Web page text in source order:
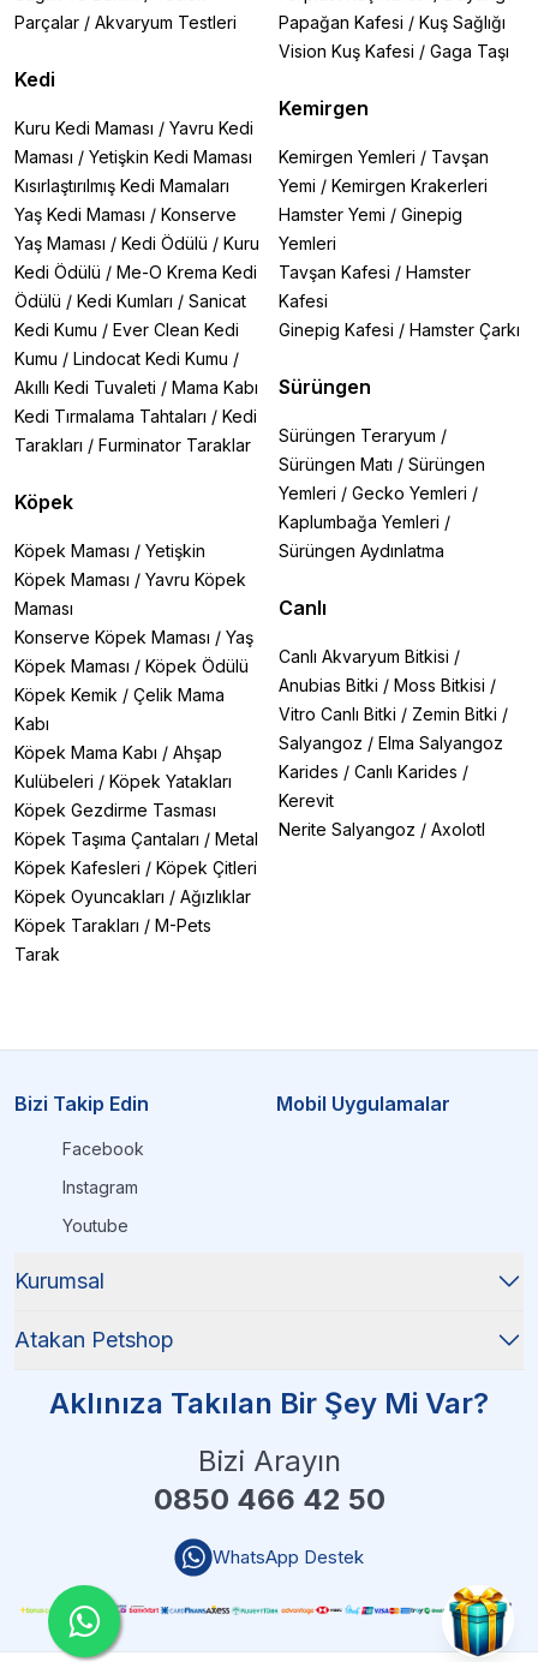
Parçalar / Akvaryum Testleri
Kedi
Kuru Kedi Maması / Yavru Kedi
Maması / Yetişkin Kedi Maması
Kısırlaştırılmış Kedi Mamaları
Yaş Kedi Maması / Konserve
Yaş Maması / Kedi Ödülü / Kuru
Kedi Ödülü / Me-O Krema Kedi
Ödülü / Kedi Kumları / Sanicat
Kedi Kumu / Ever Clean Kedi
Kumu / Lindocat Kedi Kumu /
Akıllı Kedi Tuvaleti / Mama Kabı
Kedi Tırmalama Tahtaları / Kedi
Tarakları / Furminator Taraklar
Köpek
Köpek Maması / Yetişkin
Köpek Maması / Yavru Köpek
Maması
Konserve Köpek Maması / Yaş
Köpek Maması / Köpek Ödülü
Köpek Kemik / Çelik Mama
Kabı
Köpek Mama Kabı / Ahşap
Kulübeleri / Köpek Yatakları
Köpek Gezdirme Tasması
Köpek Taşıma Çantaları / Metal
Köpek Kafesleri / Köpek Çitleri
Köpek Oyuncakları / Ağızlıklar
Köpek Tarakları / M-Pets
Tarak
Papağan Kafesi / Kuş Sağlığı
Vision Kuş Kafesi / Gaga Taşı
Kemirgen
Kemirgen Yemleri / Tavşan
Yemi / Kemirgen Krakerleri
Hamster Yemi / Ginepig
Yemleri
Tavşan Kafesi / Hamster
Kafesi
Ginepig Kafesi / Hamster Çarkı
Sürüngen
Sürüngen Teraryum /
Sürüngen Matı / Sürüngen
Yemleri / Gecko Yemleri /
Kaplumbağa Yemleri /
Sürüngen Aydınlatma
Canlı
Canlı Akvaryum Bitkisi /
Anubias Bitki / Moss Bitkisi /
Vitro Canlı Bitki / Zemin Bitki /
Salyangoz / Elma Salyangoz
Karides / Canlı Karides /
Kerevit
Nerite Salyangoz / Axolotl
Bizi Takip Edin
Facebook
Instagram
Youtube
Mobil Uygulamalar
Kurumsal
Atakan Petshop
Aklınıza Takılan Bir Şey Mi Var?
Bizi Arayın
0850 466 42 50
WhatsApp Destek